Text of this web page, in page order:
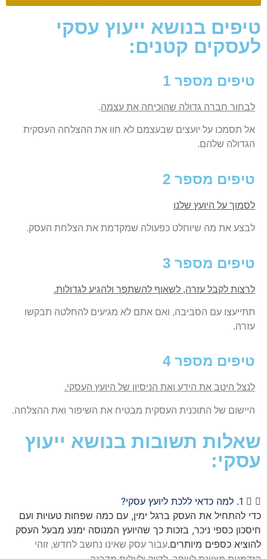
טיפים בנושא ייעוץ עסקי
לעסקים קטנים:
טיפים מספר 1
לבחור חברה גדולה שהוכיחה את עצמה.
אל תסמכו על יועצים שבעצמם לא חוו את ההצלחה העסקית
הגדולה שלהם.
טיפים מספר 2
לסמוך על היועץ שלנו
לבצע את מה שיוחלט כפעולה שמקדמת את הצלחת העסק.
טיפים מספר 3
לרצות לקבל עזרה, לשאוף להשתפר ולהגיע לגדולות.
תתייעצו עם הסביבה, ואם אתם לא מגיעים להחלטה תבקשו
עזרה.
טיפים מספר 4
לנצל היטב את הידע ואת הניסיון של היועץ העסקי.
היישום של התוכנית העסקית מבטיח את השיפור ואת ההצלחה.
שאלות תשובות בנושא ייעוץ
עסקי:
1. למה כדאי ללכת ליועץ עסקי?
כדי להתחיל את העסק ברגל ימין, עם כמה שפחות טעויות ועם
חיסכון כספי ניכר, בזכות כך שהיועץ המנוסה ימנע מבעל העסק
להוציא כספים מיותרים.עבור עסק שאינו נחשב לחדש, זוהי